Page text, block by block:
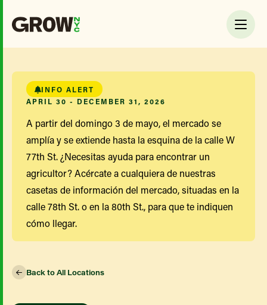
INFO ALERT
APRIL 30 - DECEMBER 31, 2026
A partir del domingo 3 de mayo, el mercado se
amplía y se extiende hasta la esquina de la calle W
77th St. ¿Necesitas ayuda para encontrar un
agricultor? Acércate a cualquiera de nuestras
casetas de información del mercado, situadas en la
calle 78th St. o en la 80th St., para que te indiquen
cómo llegar.
Back to All Locations